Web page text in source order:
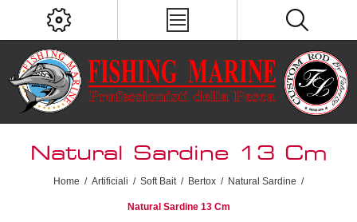
Natural Sardine 13 Cm
Home / Artificiali / Soft Bait / Bertox / Natural Sardine /
Natural Sardine 13 Cm